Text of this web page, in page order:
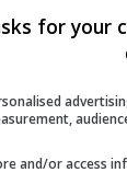
Soho aquí
for your
and/or access